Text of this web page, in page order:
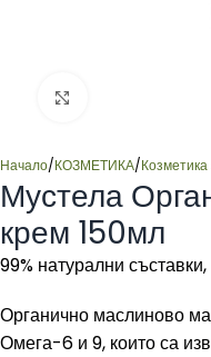
Начало/КОЗМЕТИКА/
Мустела
крем 150мл
99% натурални
Органично маслиново
Омега-6 и 9, които са